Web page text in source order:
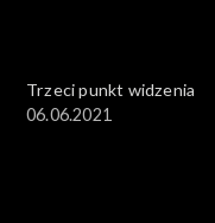
Trzeci punkt widzenia
06.06.2021